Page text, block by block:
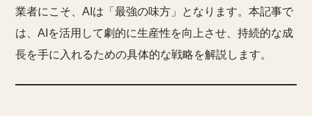
業者にこそ、AIは「最強の味方」となります。本記事で
は、AIを活用して劇的に生産性を向上させ、持続的な成
長を手に入れるための具体的な戦略を解説します。